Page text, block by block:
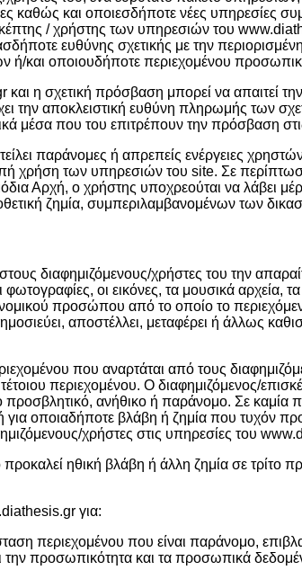
και οποιεσδήποτε νέες υπηρεσίες
/ χρήστης των υπηρεσιών του
ευθύνης σχετικής με την
ή/και οποιουδήποτε περιεχομένου
η σχετική πρόσβαση μπορεί να απαιτεί
αποκλειστική ευθύνη πληρωμής των
μέσα που του επιτρέπουν την πρόσβαση
παράνομες ή απρεπείς ενέργειες
των υπηρεσιών του site. Σε
Αρχή, ο χρήστης υποχρεούται να λάβει
ζημία, συμπεριλαμβανομένων των
διαφημιζόμενους/χρήστες του την
οι εικόνες, τα μουσικά αρχεία, τα
προσώπου από το οποίο το
αποστέλλει, μεταφέρει ή άλλως
που αναρτάται από τους
περιεχομένου. Ο διαφημιζόμενος/
προσβλητικό, ανήθικο ή παράνομο. Σε
οποιαδήποτε βλάβη ή ζημία που τυχόν
χρήστες στις υπηρεσίες του
ηθική βλάβη ή άλλη ζημία σε τρίτο
για:
περιεχομένου που είναι παράνομο,
την προσωπικότητα και τα προσωπικά